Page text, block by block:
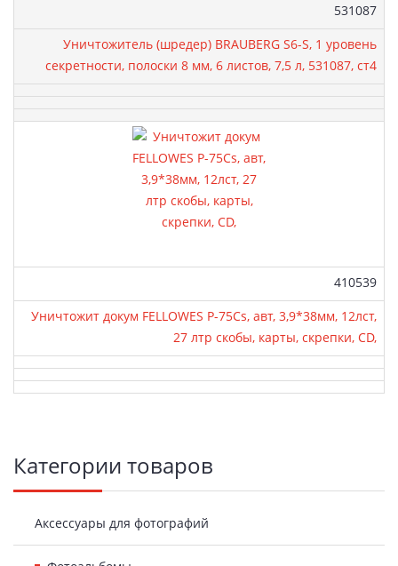
Артикул:
531087
Уничтожитель (шредер) BRAUBERG S6-S, 1 уровень
секретности, полоски 8 мм, 6 листов, 7,5 л, 531087, ст4
Артикул:
410539
Уничтожит докум FELLOWES Р-75Сs, авт, 3,9*38мм, 12лст,
27 лтр скобы, карты, скрепки, CD,
Боковая
панель
Категории товаров
Аксессуары для фотографий